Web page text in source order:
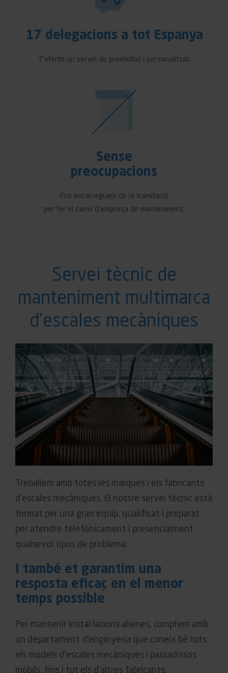
17 delegacions a tot Espanya
T’oferim un servei de proximitat i personalitzat.
Sense
preocupacions
Ens encarreguem de la tramitació
per fer el canvi d’empresa de manteniment.
Servei tècnic de
manteniment multimarca
d'escales mecàniques
Treballem amb totes les marques i els fabricants
d’escales mecàniques. El nostre servei tècnic està
format per una gran equip, qualificat i preparat
per atendre telefònicament i presencialment
qualsevol tipus de problema.
I també et garantim una
resposta eficaç en el menor
temps possible
Per mantenir instal·lacions alienes, comptem amb
un departament d’enginyeria que coneix bé tots
els models d’escales mecàniques i passadissos
mòbils, fins i tot els d’altres fabricants.